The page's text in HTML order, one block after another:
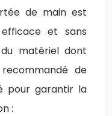
de main est
et sans
matériel dont
de
pour garantir la
: